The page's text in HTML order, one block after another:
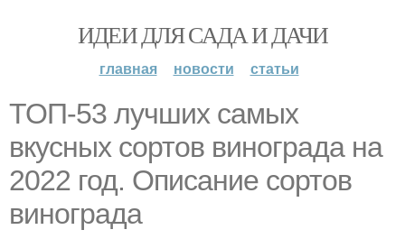
ИДЕИ ДЛЯ САДА И ДАЧИ
главная новости статьи
ТОП-53 лучших самых
вкусных сортов винограда на
2022 год. Описание сортов
винограда